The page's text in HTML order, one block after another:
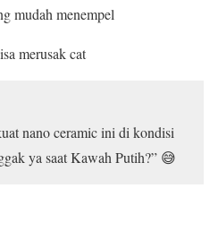
mudah menempel
merusak cat
nano ceramic ini di kondisi
ya saat Kawah Putih?” 😅